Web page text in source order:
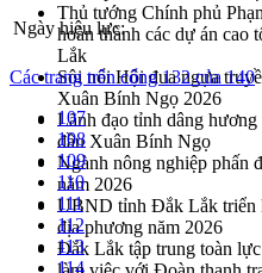
Thủ tướng Chính phủ
hoàn thành các dự án
Lắk
Sôi nổi Hội đua ngựa
Xuân Bính Ngọ 2026
Lãnh đạo tỉnh dâng
đầu Xuân Bính Ngọ
Ngành nông nghiệp phấn
năm 2026
UBND tỉnh Đắk Lắk triển
địa phương năm 2026
Đắk Lắk tập trung toàn
Ngày hiệu lực:
Các trang trên cổng 132 của 140
107
108
109
110
111
112
113
114